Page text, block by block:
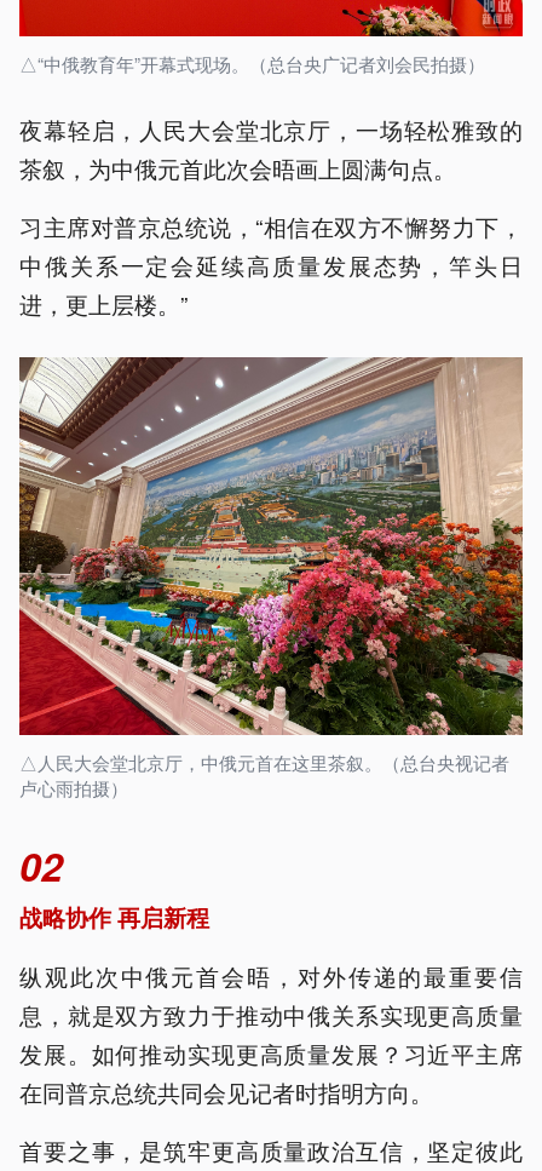
△“中俄教育年”开幕式现场。（总台央广记者刘会民拍摄）
夜幕轻启，人民大会堂北京厅，一场轻松雅致的
茶叙，为中俄元首此次会晤画上圆满句点。
习主席对普京总统说，“相信在双方不懈努力下，
中俄关系一定会延续高质量发展态势，竿头日
进，更上层楼。”
△人民大会堂北京厅，中俄元首在这里茶叙。（总台央视记者
卢心雨拍摄）
02
战略协作 再启新程
纵观此次中俄元首会晤，对外传递的最重要信
息，就是双方致力于推动中俄关系实现更高质量
发展。如何推动实现更高质量发展？习近平主席
在同普京总统共同会见记者时指明方向。
首要之事，是筑牢更高质量政治互信，坚定彼此